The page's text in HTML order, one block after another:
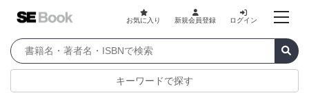
お気に入り 新規会員登録 ログイン
キーワードで探す